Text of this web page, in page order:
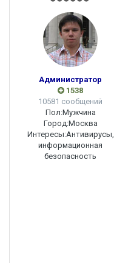
Администратор
1538
10581 сообщений
Пол:Мужчина
Город:Москва
Интересы:Антивирусы,
информационная
безопасность